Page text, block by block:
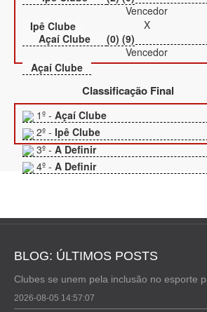
Ipê Clube
Vencedor
X
Açaí Clube
(0) (9)
Açaí Clube
Vencedor
Classificação Final
1º - Açaí Clube
2º - Ipê Clube
3º -A Definir
4º - A Definir
BLOG: ÚLTIMOS POSTS
Clubes se unem pela inclusão no esporte
2026-08-05 14:57:07